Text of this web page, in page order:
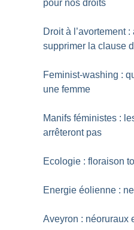
pour nos droits
Droit à l’avortement
supprimer la clause
Feminist-washing :
une femme
Manifs féministes :
arrêteront pas
Ecologie : floraison
Energie éolienne :
Aveyron : néoruraux